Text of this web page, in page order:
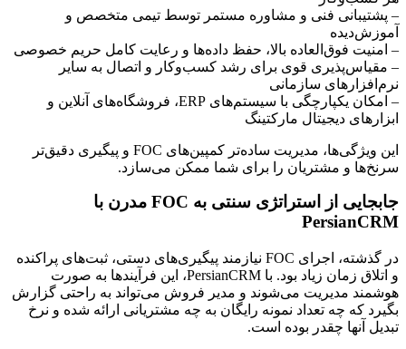
– پشتیبانی فنی و مشاوره مستمر توسط تیمی متخصص و
آموزش‌دیده
– امنیت فوق‌العاده بالا، حفظ داده‌ها و رعایت کامل حریم خصوصی
– مقیاس‌پذیری قوی برای رشد کسب‌وکار و اتصال به سایر
نرم‌افزارهای سازمانی
– امکان یکپارچگی با سیستم‌های ERP، فروشگاه‌های آنلاین و
ابزارهای دیجیتال مارکتینگ
این ویژگی‌ها، مدیریت ساده‌تر کمپین‌های FOC و پیگیری دقیق‌تر
سرنخ‌ها و مشتریان را برای شما ممکن می‌سازد.
جابجایی از استراتژی سنتی به FOC مدرن با
PersianCRM
در گذشته، اجرای FOC نیازمند پیگیری‌های دستی، ثبت‌های پراکنده
و اتلاق زمان زیاد بود. با PersianCRM، این فرآیندها به صورت
هوشمند مدیریت می‌شوند و مدیر فروش می‌تواند به راحتی گزارش
بگیرد که چه تعداد نمونه رایگان به چه مشتریانی ارائه شده و نرخ
تبدیل آنها چقدر بوده است.